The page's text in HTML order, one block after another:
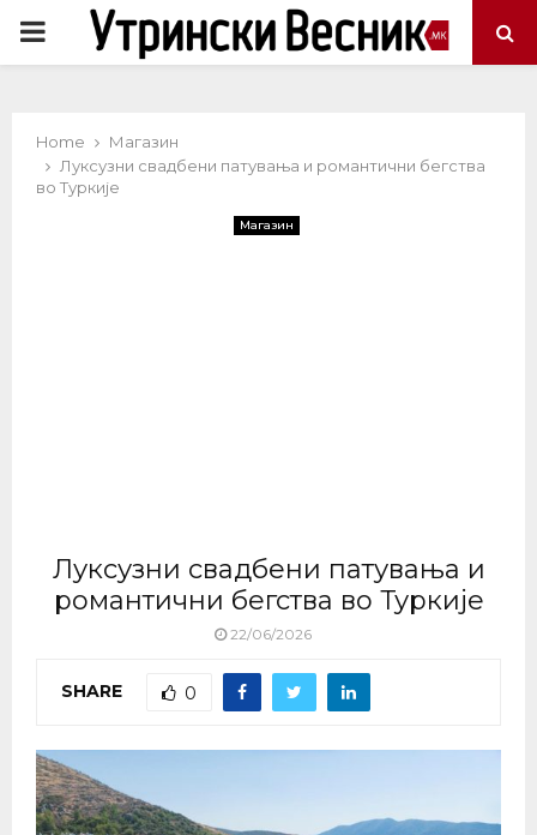
PRIMARY
Home
Магазин
Луксузни свадбени патувања и романтични бегства
во Туркије
Магазин
Луксузни свадбени патувања и
романтични бегства во Туркије
22/06/2026
SHARE 0